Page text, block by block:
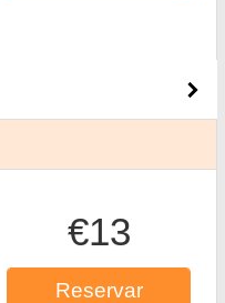
€13
Reservar